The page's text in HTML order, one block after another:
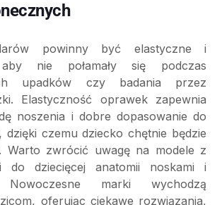
powinny być elastyczne i
aby nie połamały się podczas
upadków czy badania przez
Elastyczność oprawek zapewnia
noszenia i dobre dopasowanie do
dzięki czemu dziecko chętnie będzie
Warto zwrócić uwagę na modele z
do dziecięcej anatomii noskami i
Nowoczesne marki wychodzą
oferując ciekawe rozwiązania,